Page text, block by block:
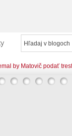
by Matovič podať